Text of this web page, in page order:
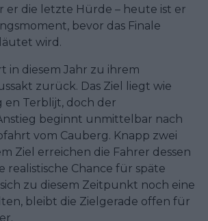
er die letzte Hürde – heute ist er
bevor das Finale
wird.
in diesem Jahr zu ihrem
zurück. Das Ziel liegt wie
en Terblijt, doch der
beginnt unmittelbar nach
vom Cauberg. Knapp zwei
Ziel erreichen die Fahrer dessen
realistische Chance für späte
zu diesem Zeitpunkt noch eine
bleibt die Zielgerade offen für